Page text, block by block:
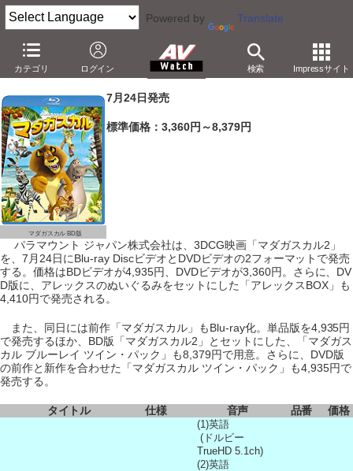
Powered by Translate
カテゴリ ログイン 検索 Impressサイト
パラマウント、CGアニメ「マダガスカル」シリーズをBD化
－新作「マダガスカル2」も。ぬいぐるみ同梱版用意
マダガスカル BD版
7月24日発売
標準価格：3,360円～8,379円
パラマウント ジャパン株式会社は、3DCG映画「マダガスカル2」
を、7月24日にBlu-ray DiscビデオとDVDビデオの2フォーマットで発売
する。価格はBDビデオが4,935円、DVDビデオが3,360円。さらに、DV
D版に、アレックスのぬいぐるみをセットにした「アレックスBOX」も
4,410円で発売される。
また、同日には前作「マダガスカル」もBlu-ray化。単品版を4,935円
で発売するほか、BD版「マダガスカル2」とセットにした、「マダガス
カル ブルーレイ ツイン・パック」も8,379円で用意。さらに、DVD版
の前作と新作を合わせた「マダガスカル ツイン・パック」も4,935円で
発売する。
タイトル 仕様 音声 品番 価格
(1)英語
(ドルビー
TrueHD 5.1ch)
(2)英語